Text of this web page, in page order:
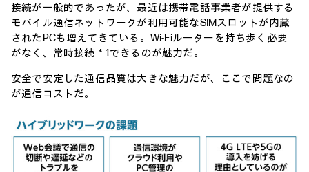
接続が一般的であったが、最近は携帯電話事業者が提供する
モバイル通信ネットワークが利用可能なSIMスロットが内蔵
されたPCも増えてきている。Wi-Fiルーターを持ち歩く必要
がなく、常時接続＊1できるのが魅力だ。
安全で安定した通信品質は大きな魅力だが、ここで問題なの
が通信コストだ。